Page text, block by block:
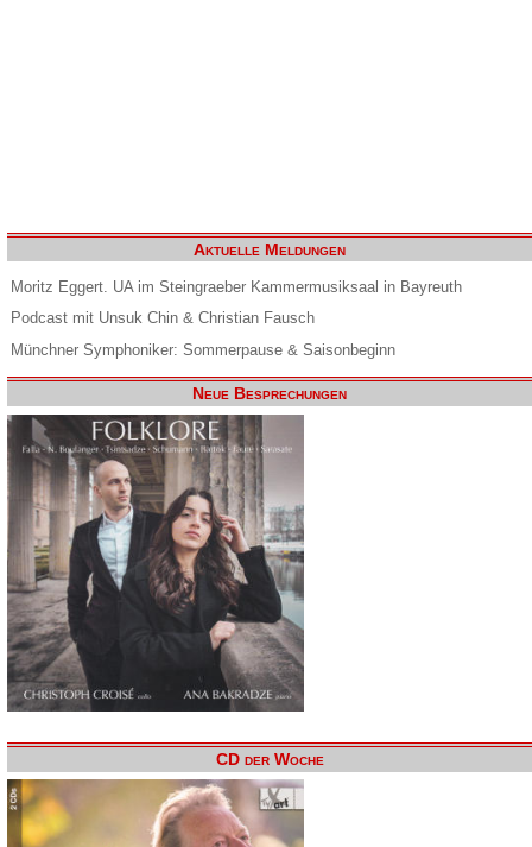
Aktuelle Meldungen
Moritz Eggert. UA im Steingraeber Kammermusiksaal in Bayreuth
Podcast mit Unsuk Chin & Christian Fausch
Münchner Symphoniker: Sommerpause & Saisonbeginn
Neue Besprechungen
CD der Woche